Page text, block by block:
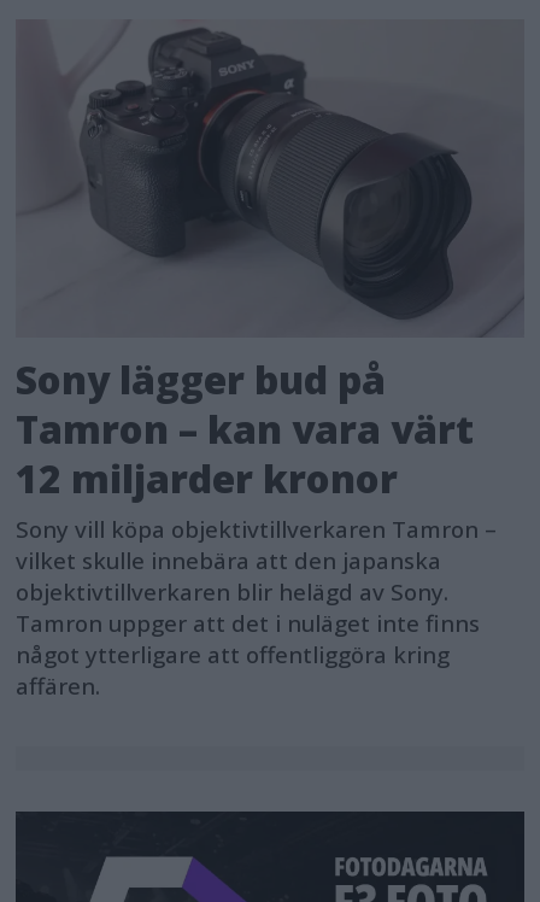
Sony lägger bud på
Tamron – kan vara värt
12 miljarder kronor
Sony vill köpa objektivtillverkaren Tamron –
vilket skulle innebära att den japanska
objektivtillverkaren blir helägd av Sony.
Tamron uppger att det i nuläget inte finns
något ytterligare att offentliggöra kring
affären.